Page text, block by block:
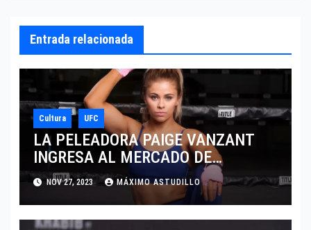
Entrada relacionada
Cultura UFC
LA PELEADORA PAIGE VANZANT
INGRESA AL MERCADO DE
ONLYFANS SIN DEJAR SU CARRERA
DEPORTIVA
NOV 27, 2023 MÁXIMO ASTUDILLO